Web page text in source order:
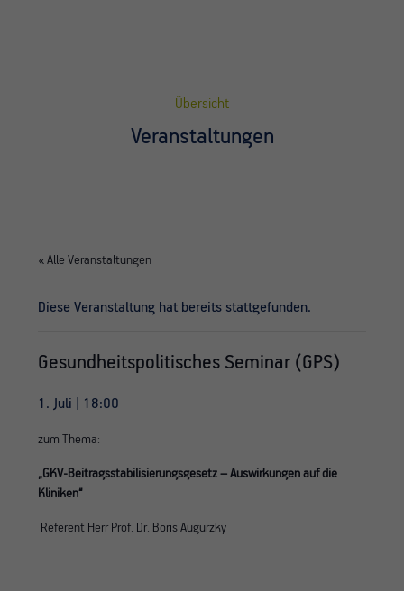
Übersicht
Veranstaltungen
« Alle Veranstaltungen
Diese Veranstaltung hat bereits stattgefunden.
Gesundheitspolitisches Seminar (GPS)
1. Juli | 18:00
zum Thema:
„GKV-Beitragsstabilisierungsgesetz – Auswirkungen auf die
Kliniken“
Referent Herr Prof. Dr. Boris Augurzky